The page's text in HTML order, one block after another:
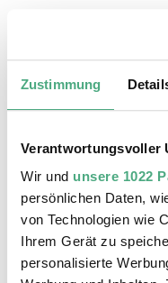
Zustimmung
Verantwortungsvoller
Wir und unsere 1022
persönlichen Daten,
von Technologien wie
Ihrem Gerät zu
personalisierte